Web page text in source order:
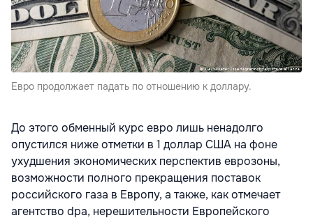
Евро продолжает падать по отношению к доллару.
До этого обменный курс евро лишь ненадолго
опустился ниже отметки в 1 доллар США на фоне
ухудшения экономических перспектив еврозоны,
возможности полного прекращения поставок
российского газа в Европу, а также, как отмечает
агентство dpa, нерешительности Европейского